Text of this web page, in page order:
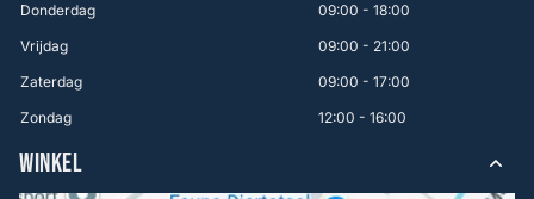
Donderdag
09:00 - 18:00
Vrijdag
09:00 - 21:00
Zaterdag
09:00 - 17:00
Zondag
12:00 - 16:00
WINKEL